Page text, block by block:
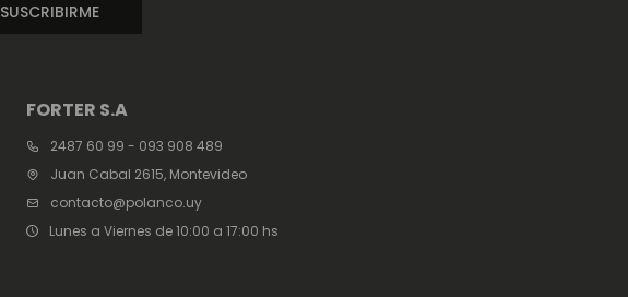
FORTER S.A
2487 60 99 - 093 908 489
Juan Cabal 2615, Montevideo
contacto@polanco.uy
Lunes a Viernes de 10:00 a 17:00 hs
SUSCRIBIRME